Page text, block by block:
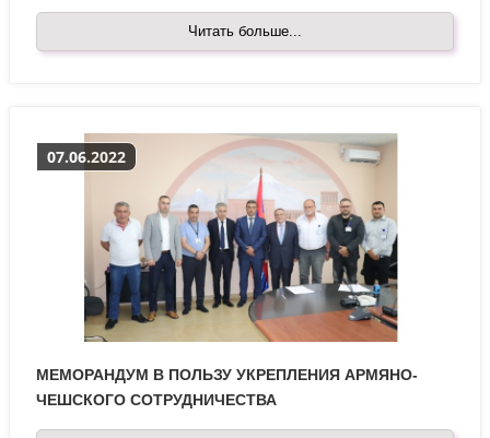
Читать больше...
07.06.2022
МЕМОРАНДУМ В ПОЛЬЗУ УКРЕПЛЕНИЯ АРМЯНО-
ЧЕШСКОГО СОТРУДНИЧЕСТВА